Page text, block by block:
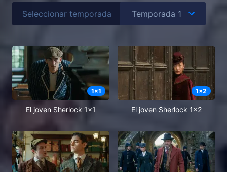
Seleccionar temporada
1x1
El joven Sherlock 1x1
1x2
El joven Sherlock 1x2